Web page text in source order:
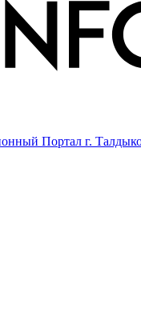
Портал г.